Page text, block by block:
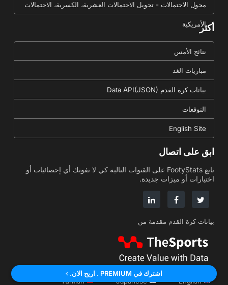
محول الاحتمالات - تحويل الاحتمالات العشرية، الكسرية، الاحتمالات
الأمريكيةأكثر
نتائج الأمس
مباريات الغد
بيانات كرة القدم Data API(JSON)
التوقعات
English Site
ابق على اتصال
تابع FootyStats على القنوات التالية كي لا تفوتك أي إحصائيات أو
اختيارات أو ميزات جديدة.
بيانات كرة القدم مقدمة من
English
Japanese
Turkish
اشترك في PREMIUM . اربح الان.